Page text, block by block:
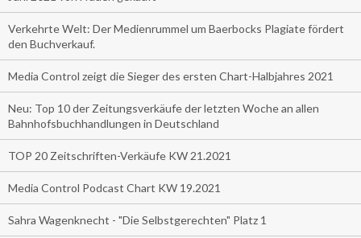
Verkehrte Welt: Der Medienrummel um Baerbocks Plagiate fördert
den Buchverkauf.
Media Control zeigt die Sieger des ersten Chart-Halbjahres 2021
Neu: Top 10 der Zeitungsverkäufe der letzten Woche an allen
Bahnhofsbuchhandlungen in Deutschland
TOP 20 Zeitschriften-Verkäufe KW 21.2021
Media Control Podcast Chart KW 19.2021
Sahra Wagenknecht - "Die Selbstgerechten" Platz 1